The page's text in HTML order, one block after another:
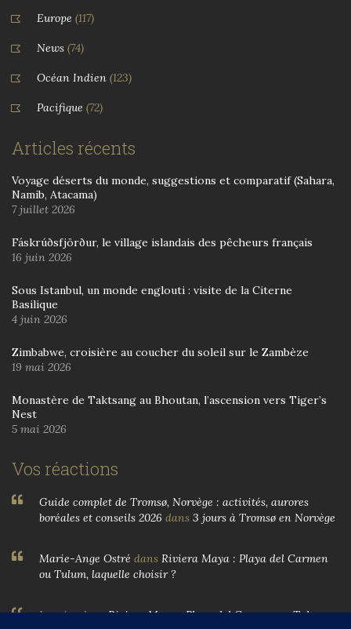
Europe (117)
News (74)
Océan Indien (123)
Pacifique (72)
Articles récents
Voyage déserts du monde, suggestions et comparatif (Sahara,
Namib, Atacama)
7 juillet 2026
Fáskrúðsfjörður, le village islandais des pêcheurs français
16 juin 2026
Sous Istanbul, un monde englouti : visite de la Citerne
Basilique
4 juin 2026
Zimbabwe, croisière au coucher du soleil sur le Zambèze
19 mai 2026
Monastère de Taktsang au Bhoutan, l’ascension vers Tiger’s
Nest
5 mai 2026
Vos réactions
Guide complet de Tromsø, Norvège : activités, aurores
boréales et conseils 2026 dans 3 jours à Tromsø en Norvège
Marie-Ange Ostré dans Riviera Maya : Playa del Carmen
ou Tulum, laquelle choisir ?
LarnierdansRiviera Maya : Playa del Carmen ou Tulum,